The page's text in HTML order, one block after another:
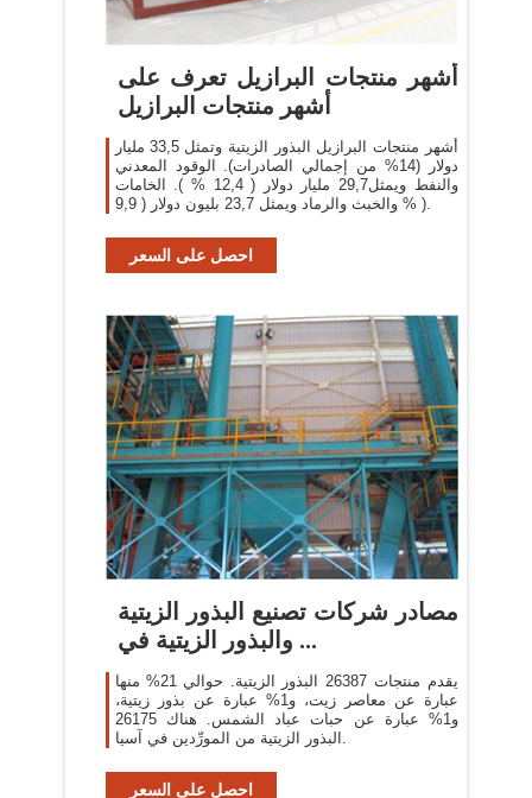
أشهر منتجات البرازيل تعرف على
أشهر منتجات البرازيل
أشهر منتجات البرازيل البذور الزيتية وتمثل 33,5 مليار
دولار (14% من إجمالي الصادرات). الوقود المعدني
والنفط ويمثل29,7 مليار دولار ( 12,4 % ). الخامات
والخبث والرماد ويمثل 23,7 بليون دولار ( 9,9 % ).
احصل على السعر
مصادر شركات تصنيع البذور الزيتية
والبذور الزيتية في ...
يقدم منتجات 26387 البذور الزيتية. حوالي 21% منها
عبارة عن معاصر زيت، و1% عبارة عن بذور زيتية،
و1% عبارة عن حبات عباد الشمس. هناك 26175
البذور الزيتية من المورِّدين في آسيا.
احصل على السعر